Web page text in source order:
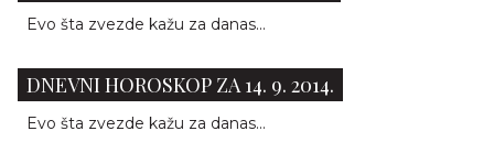
Evo šta zvezde kažu za danas...
DNEVNI HOROSKOP ZA 14. 9. 2014.
Evo šta zvezde kažu za danas...